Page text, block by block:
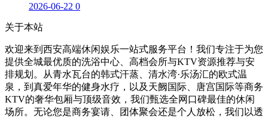
2026-06-22 0
关于本站
欢迎来到西安高端休闲娱乐一站式服务平台！我们专注于为您
提供全城最优质的洗浴中心、高档会所与KTV资源推荐与安
排规划。从青水瓦台的韩式汗蒸、清水湾·乐汤汇的欧式温
泉，到真爱年华的健身水疗，以及天阙国际、唐宫国际等商务
KTV的奢华包厢与顶级音效，我们甄选全网口碑最佳的休闲
场所。无论您是商务宴请、团体聚会还是个人放松，我们以透